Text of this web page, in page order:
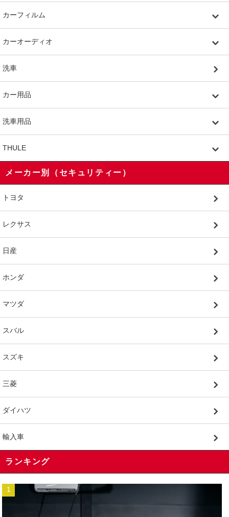
カーフィルム
カーオーディオ
洗車
カー用品
洗車用品
THULE
メーカー別（セキュリティー）
トヨタ
レクサス
日産
ホンダ
マツダ
スバル
スズキ
三菱
ダイハツ
輸入車
ランキング
1